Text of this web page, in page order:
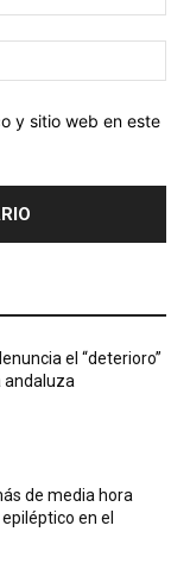
y sitio web en este
el “deterioro”
andaluza
de media hora
en el